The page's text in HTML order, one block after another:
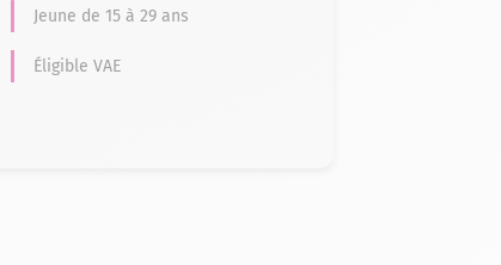
Jeune de 15 à 29 ans
Éligible VAE